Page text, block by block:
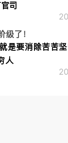
司
级了！
是要消除苦苦
人